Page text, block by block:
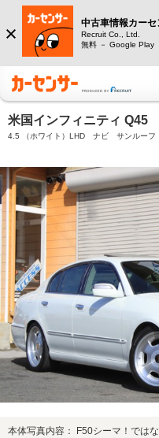
中古車情報カーセ
Recruit Co., Ltd.
無料 － Google Play
米国インフィニティ Q45
4.5 （ホワイト）LHD ナビ サンルー
本体写真内容：
F50シーマ！では